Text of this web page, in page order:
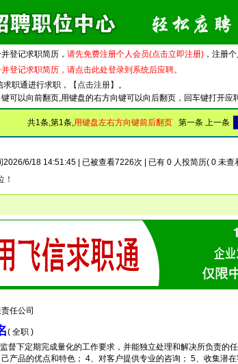
登记求职简历， 请先免费注册个人会员(点击立即注册) ，注册
登记求职简历，请点击此处登录到系统后应聘。
职通进行求职，
【点击注册】 。
可以向前翻页,用键盘的右方向键可以向后翻页，回车键打开应
共1条,第1条,用键盘左右方向键前后翻页 第一条 上一条
2026/6/18 14:51:45 | 已被查看7226次 | 已有 0 人投简历( 0 未
！
任公司
( 全职 )
督下定期完成量化的工作要求，并能独立处理和解决所负责的
产品的优点和特色； 4、对客户提供专业的咨询； 5、收集潜在